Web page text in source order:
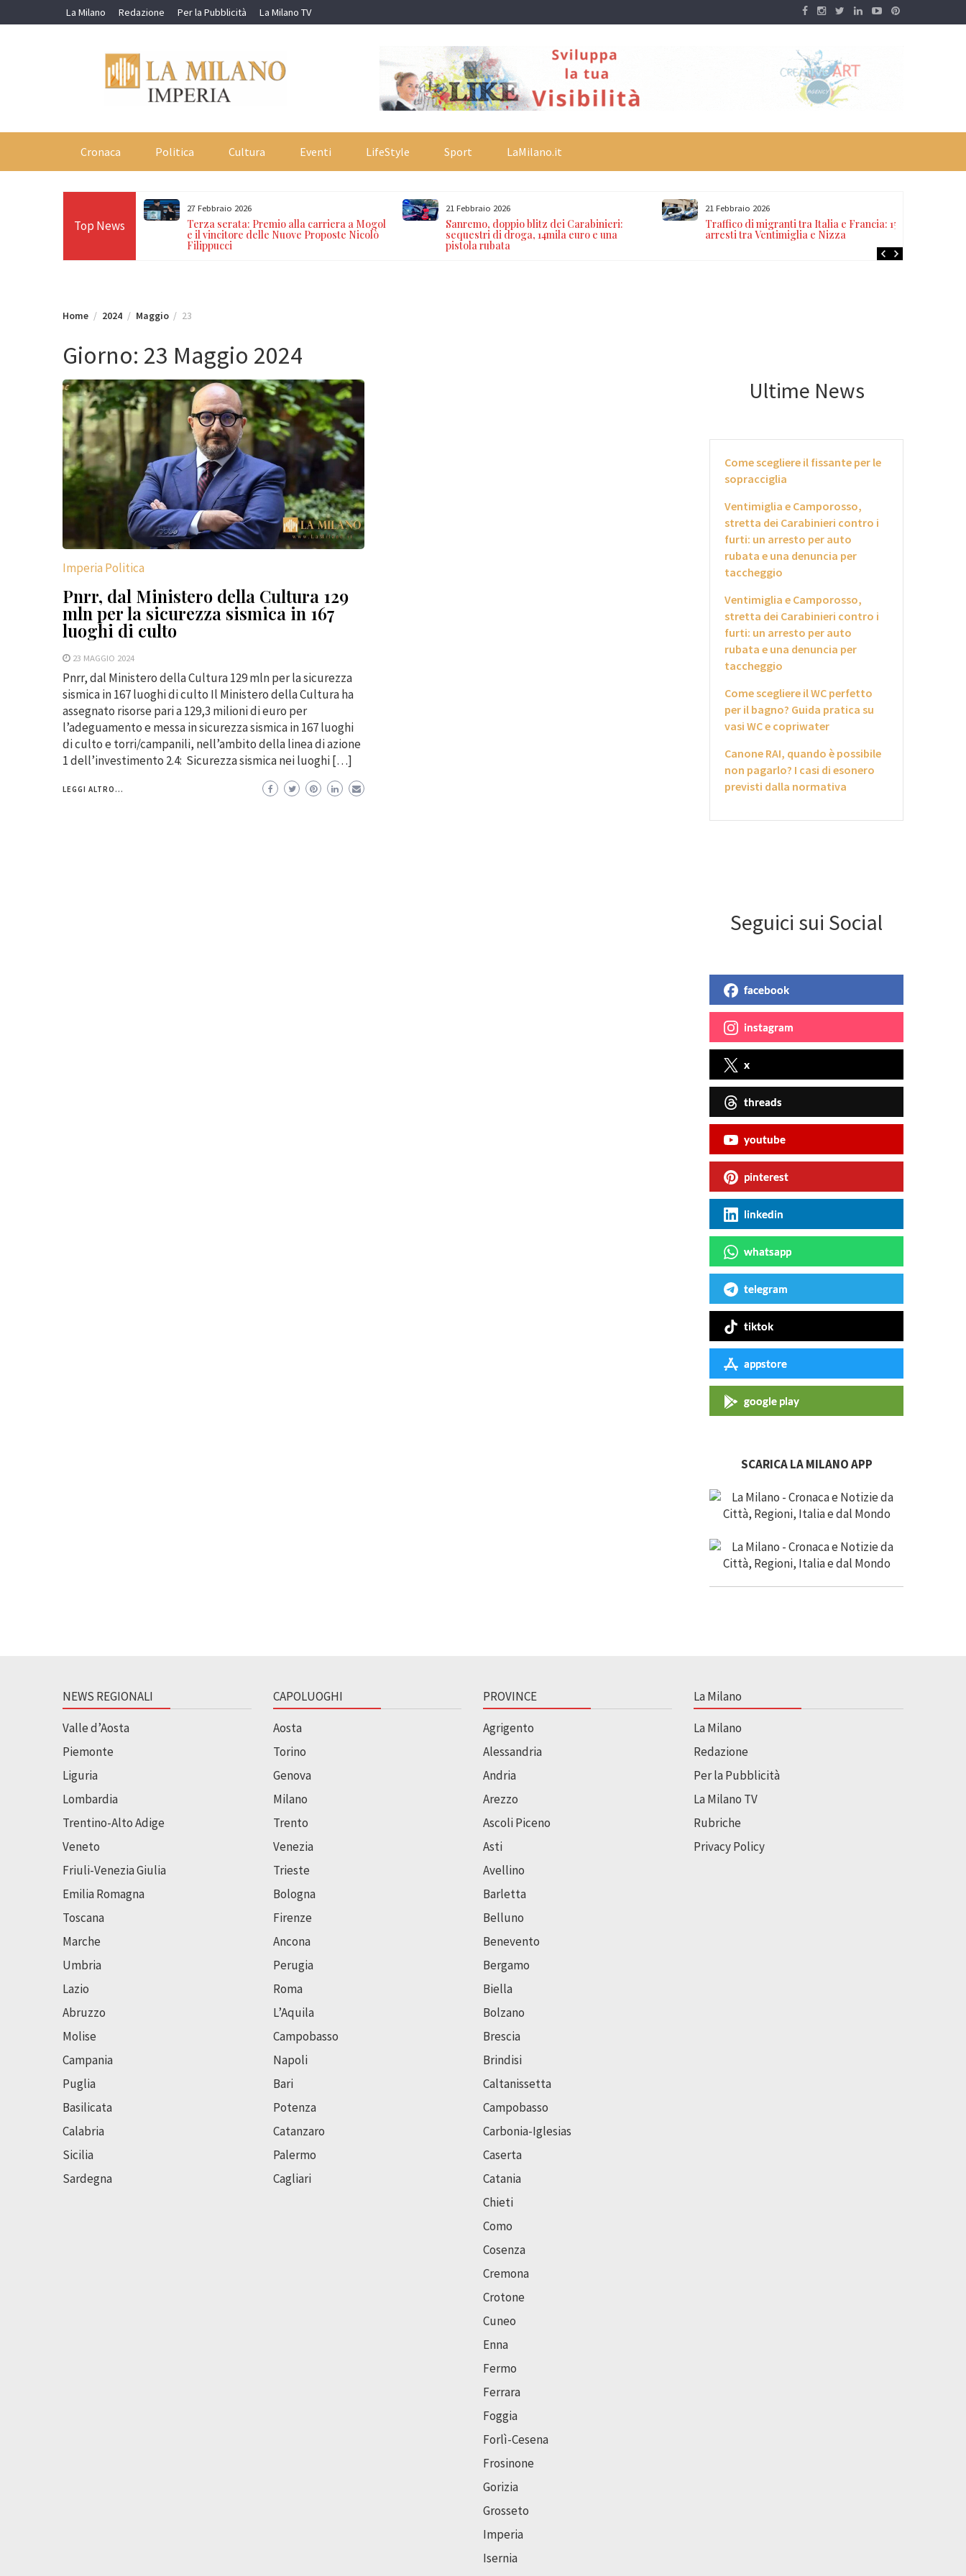
to
La Milano Redazione Per la Pubblicità La Milano TV
Cronaca Politica Cultura Eventi LifeStyle Sport LaMilano.it
Top News
stretta dei
i furti: un arresto per
27 Febbraio 2026
Terza serata: Premio alla carriera a Mogol
e il vincitore delle Nuove Proposte Nicolò
Filippucci
21 Febbraio 2026
Sanremo, doppio blitz dei Carabinieri:
sequestri di droga, 14mila euro e una
pistola rubata
21 Febbraio 2026
Traffico di migranti tra Italia e Francia: 15
arresti tra Ventimiglia e Nizza
Home 2024 Maggio 23
Giorno: 23 Maggio 2024
Imperia Politica
Pnrr, dal Ministero della Cultura 129
mln per la sicurezza sismica in 167
luoghi di culto
23 MAGGIO 2024
Pnrr, dal Ministero della Cultura 129 mln per la sicurezza
sismica in 167 luoghi di culto Il Ministero della Cultura ha
assegnato risorse pari a 129,3 milioni di euro per
l’adeguamento e messa in sicurezza sismica in 167 luoghi
di culto e torri/campanili, nell’ambito della linea di azione
1 dell’investimento 2.4: Sicurezza sismica nei luoghi […]
LEGGI ALTRO...
Ultime News
Come scegliere il fissante per le
sopracciglia
Ventimiglia e Camporosso,
stretta dei Carabinieri contro i
furti: un arresto per auto
rubata e una denuncia per
taccheggio
Ventimiglia e Camporosso,
stretta dei Carabinieri contro i
furti: un arresto per auto
rubata e una denuncia per
taccheggio
Come scegliere il WC perfetto
per il bagno? Guida pratica su
vasi WC e copriwater
Canone RAI, quando è possibile
non pagarlo? I casi di esonero
previsti dalla normativa
Seguici sui Social
facebook
instagram
x
threads
youtube
pinterest
linkedin
whatsapp
telegram
tiktok
appstore
google play
SCARICA LA MILANO APP
NEWS REGIONALI
Valle d’Aosta
Piemonte
Liguria
Lombardia
Trentino-Alto Adige
Veneto
Friuli-Venezia Giulia
Emilia Romagna
Toscana
Marche
Umbria
Lazio
Abruzzo
Molise
Campania
Puglia
Basilicata
Calabria
Sicilia
Sardegna
CAPOLUOGHI
Aosta
Torino
Genova
Milano
Trento
Venezia
Trieste
Bologna
Firenze
Ancona
Perugia
Roma
L’Aquila
Campobasso
Napoli
Bari
Potenza
Catanzaro
Palermo
Cagliari
PROVINCE
Agrigento
Alessandria
Andria
Arezzo
Ascoli Piceno
Asti
Avellino
Barletta
Belluno
Benevento
Bergamo
Biella
Bolzano
Brescia
Brindisi
Caltanissetta
Campobasso
Carbonia-Iglesias
Caserta
Catania
Chieti
Como
Cosenza
Cremona
Crotone
Cuneo
Enna
Fermo
Ferrara
Foggia
Forlì-Cesena
Frosinone
Gorizia
Grosseto
Imperia
Isernia
La Milano
La Milano
Redazione
Per la Pubblicità
La Milano TV
Rubriche
Privacy Policy